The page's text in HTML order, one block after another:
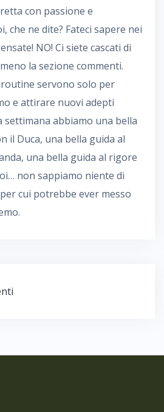
con passione e
che ne dite? Fateci sapere nei
NO! Ci siete cascati di
la sezione commenti.
servono solo per
e attirare nuovi adepti
settimana abbiamo una bella
il Duca, una bella guida al
una bella guida al rigore
non sappiamo niente di
cui potrebbe ever messo